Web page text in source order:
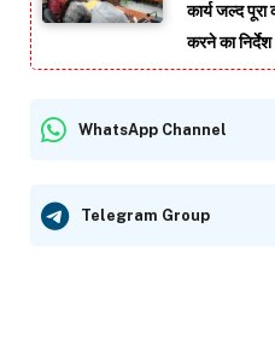
कार्य जल्द
करने का निर्देश
WhatsApp Channel
Telegram Group